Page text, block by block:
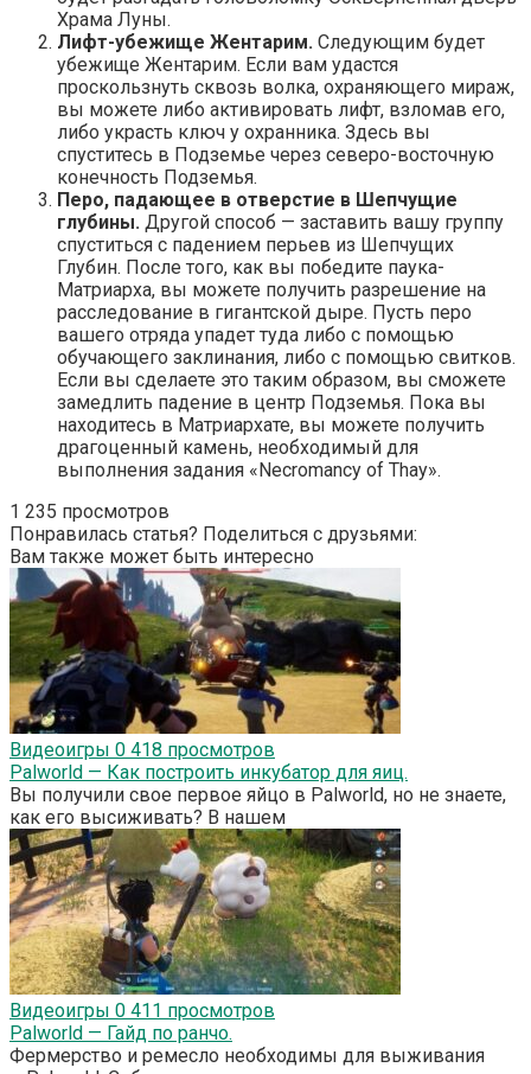
Храма Луны.
Лифт-убежище Жентарим. Следующим будет
убежище Жентарим. Если вам удастся
проскользнуть сквозь волка, охраняющего мираж,
вы можете либо активировать лифт, взломав его,
либо украсть ключ у охранника. Здесь вы
спуститесь в Подземье через северо-восточную
конечность Подземья.
Перо, падающее в отверстие в Шепчущие
глубины. Другой способ — заставить вашу группу
спуститься с падением перьев из Шепчущих
Глубин. После того, как вы победите паука-
Матриарха, вы можете получить разрешение на
расследование в гигантской дыре. Пусть перо
вашего отряда упадет туда либо с помощью
обучающего заклинания, либо с помощью свитков.
Если вы сделаете это таким образом, вы сможете
замедлить падение в центр Подземья. Пока вы
находитесь в Матриархате, вы можете получить
драгоценный камень, необходимый для
выполнения задания «Necromancy of Thay».
1 235 просмотров
Понравилась статья? Поделиться с друзьями:
Вам также может быть интересно
Видеоигры 0 418 просмотров
Palworld — Как построить инкубатор для яиц.
Вы получили свое первое яйцо в Palworld, но не знаете,
как его высиживать? В нашем
Видеоигры 0 411 просмотров
Palworld — Гайд по ранчо.
Фермерство и ремесло необходимы для выживания